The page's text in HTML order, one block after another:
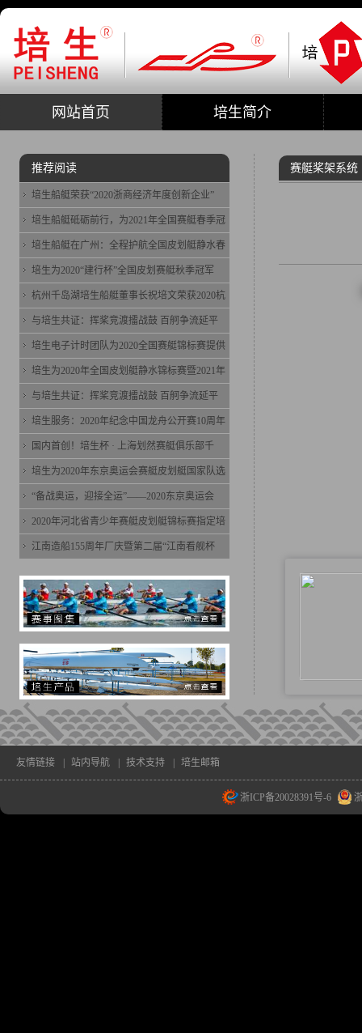
网站首页 培生简介
赛艇桨架系统
推荐阅读
培生船艇荣获“2020浙商经济年度创新企业”
培生船艇砥砺前行，为2021年全国赛艇春季冠
培生船艇在广州：全程护航全国皮划艇静水春
培生为2020“建行杯”全国皮划赛艇秋季冠军
杭州千岛湖培生船艇董事长祝培文荣获2020杭
与培生共证：挥桨竞渡擂战鼓 百舸争流延平
培生电子计时团队为2020全国赛艇锦标赛提供
培生为2020年全国皮划艇静水锦标赛暨2021年
与培生共证：挥桨竞渡擂战鼓 百舸争流延平
培生服务：2020年纪念中国龙舟公开赛10周年
国内首创！培生杯 · 上海划然赛艇俱乐部千
培生为2020年东京奥运会赛艇皮划艇国家队选
“备战奥运，迎接全运”——2020东京奥运会
2020年河北省青少年赛艇皮划艇锦标赛指定培
江南造船155周年厂庆暨第二届“江南看舰杯
友情链接 | 站内导航 | 技术支持 | 培生邮箱
浙ICP备20028391号-6